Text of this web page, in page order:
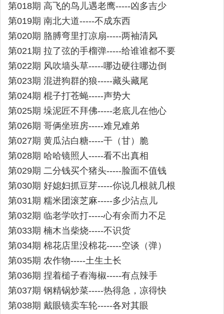
第018期 高飞的鸟儿遇老鹰-----凶多吉少
第019期 南北大道-----不成东西
第020期 胳膊弯里打凉扇-----两袖清风
第021期 拉了弦的手榴弹-----给谁谁都不要
第022期 风吹墙头草-----哪边硬往哪边倒
第023期 混进狗群的狼-----藏头藏尾
第024期 棍子打苍蝇-----声势大
第025期 垛泥匠不拜佛-----老底儿在他心
第026期 哥俩坐班房-----难兄难弟
第027期 黄瓜沾白糖-----干（甘）脆
第028期 哈哈镜照人-----看不出真相
第029期 二分钱买个猪头-----脸面不值钱
第030期 好媳妇抓豆芽-----你说几根就几根
第031期 糯米团滚芝麻-----多少沾点儿
第032期 临老学吹打-----心有余而力不足
第033期 楠木当柴烧-----不识货
第034期 棉花店里没棉花-----空谈（弹）
第035期 农作物-----土生土长
第036期 捏着槌子舂海椒-----有点辣手
第037期 钢精锅炒菜-----热得急，凉得快
第038期 戴眼镜卖车轮-----各对其眼